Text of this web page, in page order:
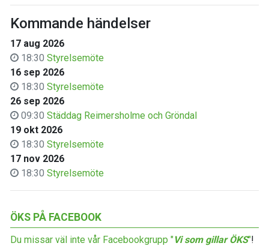
Kommande händelser
17 aug 2026
18:30 Styrelsemöte
16 sep 2026
18:30 Styrelsemöte
26 sep 2026
09:30 Städdag Reimersholme och Gröndal
19 okt 2026
18:30 Styrelsemöte
17 nov 2026
18:30 Styrelsemöte
ÖKS PÅ FACEBOOK
Du missar väl inte vår Facebookgrupp "Vi som gillar ÖKS"!